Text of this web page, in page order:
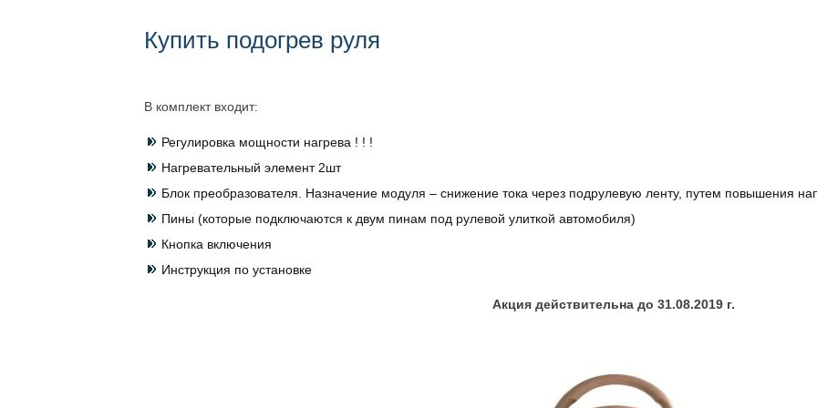
Купить подогрев руля
В комплект входит:
Регулировка мощности нагрева ! ! !
Нагревательный элемент 2шт
Блок преобразователя. Назначение модуля – снижение тока через подрулевую ленту, путем повышения
Пины (которые подключаются к двум пинам под рулевой улиткой автомобиля)
Кнопка включения
Инструкция по установке
Акция действительна до 31.08.2019 г.